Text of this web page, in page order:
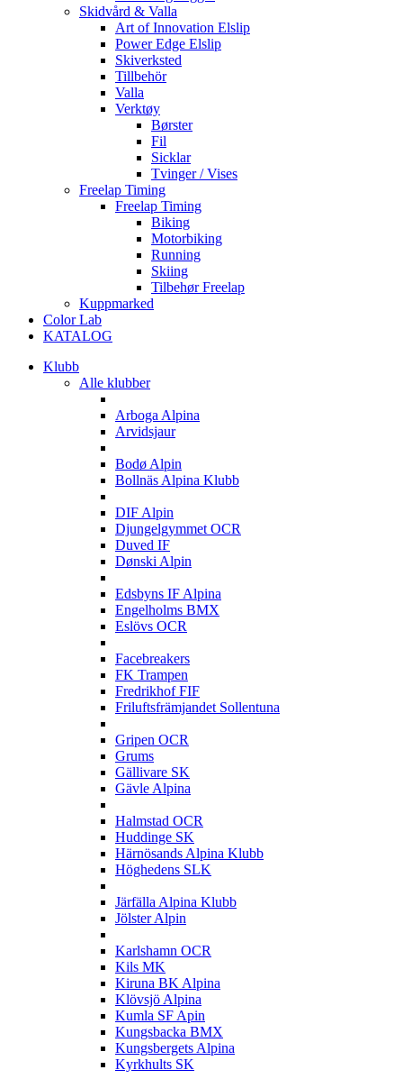
Skidvård & Valla
Art of Innovation Elslip
Power Edge Elslip
Skiverksted
Tillbehör
Valla
Verktøy
Børster
Fil
Sicklar
Tvinger / Vises
Freelap Timing
Freelap Timing
Biking
Motorbiking
Running
Skiing
Tilbehør Freelap
Kuppmarked
Color Lab
KATALOG
Klubb
Alle klubber
Arboga Alpina
Arvidsjaur
Bodø Alpin
Bollnäs Alpina Klubb
DIF Alpin
Djungelgymmet OCR
Duved IF
Dønski Alpin
Edsbyns IF Alpina
Engelholms BMX
Eslövs OCR
Facebreakers
FK Trampen
Fredrikhof FIF
Friluftsfrämjandet Sollentuna
Gripen OCR
Grums
Gällivare SK
Gävle Alpina
Halmstad OCR
Huddinge SK
Härnösands Alpina Klubb
Höghedens SLK
Järfälla Alpina Klubb
Jölster Alpin
Karlshamn OCR
Kils MK
Kiruna BK Alpina
Klövsjö Alpina
Kumla SF Apin
Kungsbacka BMX
Kungsbergets Alpina
Kyrkhults SK